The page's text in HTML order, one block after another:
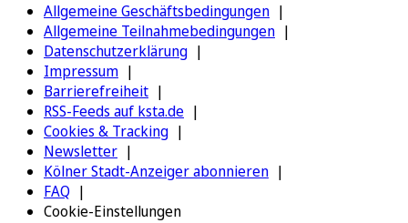
Allgemeine Geschäftsbedingungen
Allgemeine Teilnahmebedingungen
Datenschutzerklärung
Impressum
Barrierefreiheit
RSS-Feeds auf ksta.de
Cookies & Tracking
Newsletter
Kölner Stadt-Anzeiger abonnieren
FAQ
Cookie-Einstellungen